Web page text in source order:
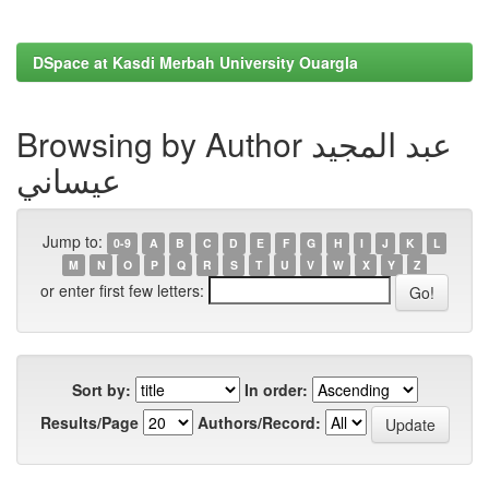
DSpace at Kasdi Merbah University Ouargla
Browsing by Author عبد المجيد
عيساني
Jump to: 0-9 A B C D E F G H I J K
L
M
N O P Q R S T U V W X Y Z
or enter first few letters:
Sort by:
In order:
Results/Page
Authors/Record: